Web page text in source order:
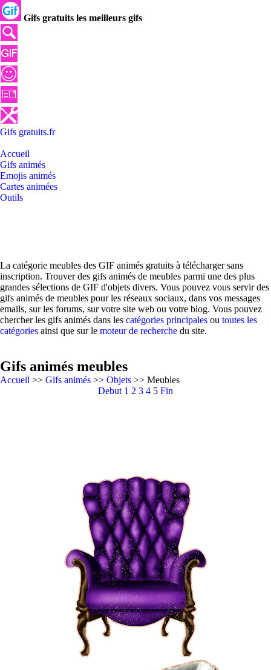
Gifs gratuits les meilleurs gifs
Gifs gratuits.fr
Accueil
Gifs animés
Emojis animés
Cartes animées
Outils
La catégorie meubles des GIF animés gratuits à télécharger sans
inscription. Trouver des gifs animés de meubles parmi une des plus
grandes sélections de GIF d'objets divers. Vous pouvez vous servir des
gifs animés de meubles pour les réseaux sociaux, dans vos messages
emails, sur les forums, sur votre site web ou votre blog. Vous pouvez
chercher les gifs animés dans les catégories principales ou toutes les
catégories ainsi que sur le moteur de recherche du site.
Gifs animés meubles
Accueil >> Gifs animés >> Objets >> Meubles
Debut 1 2 3 4 5 Fin